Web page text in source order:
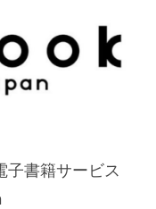
書籍サービス